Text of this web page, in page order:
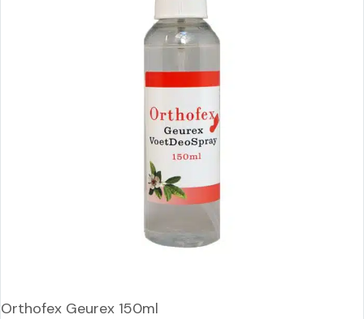
Orthofex Geurex 150ml